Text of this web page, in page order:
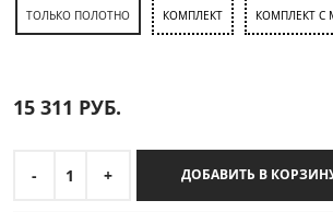
ТОЛЬКО ПОЛОТНО КОМПЛЕКТ КОМПЛЕКТ С
15 311 РУБ.
- 1 + ДОБАВИТЬ В